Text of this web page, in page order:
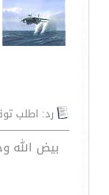
رد: اطلب
بيض الله